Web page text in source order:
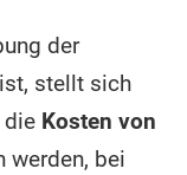
der
stellt sich
die Kosten von
werden, bei